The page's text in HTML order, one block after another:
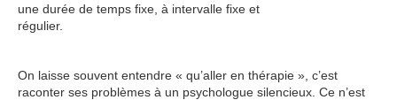
une durée de temps fixe, à intervalle fixe et
régulier.
On laisse souvent entendre « qu’aller en thérapie », c’est
raconter ses problèmes à un psychologue silencieux. Ce n’est